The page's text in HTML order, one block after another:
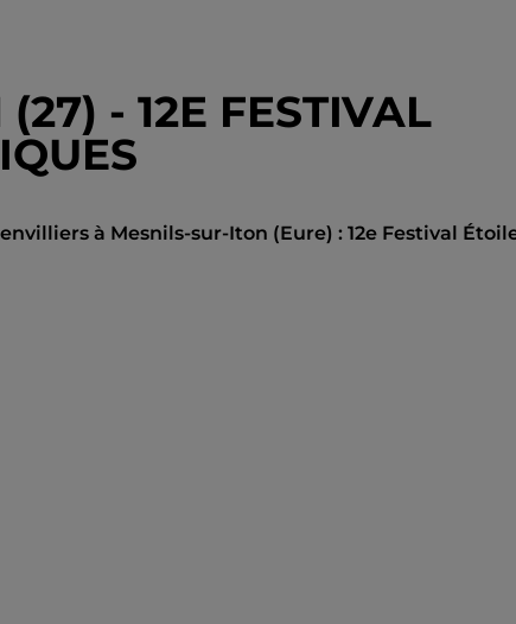
- 12E FESTIVAL
à Mesnils-sur-Iton (Eure) : 12e Festival